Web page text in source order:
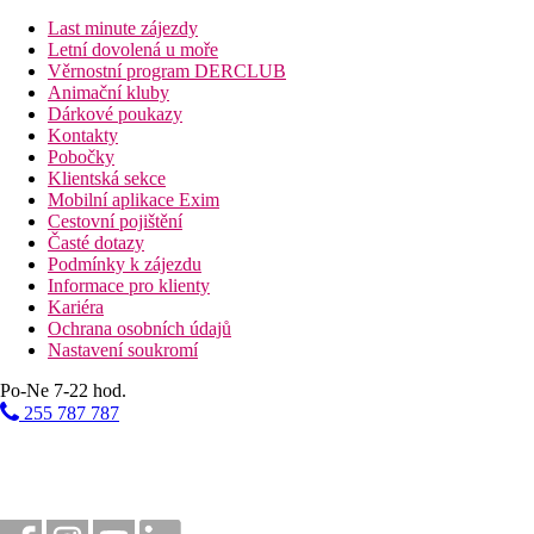
Last minute zájezdy
Letní dovolená u moře
Věrnostní program DERCLUB
Animační kluby
Dárkové poukazy
Kontakty
Pobočky
Klientská sekce
Mobilní aplikace Exim
Cestovní pojištění
Časté dotazy
Podmínky k zájezdu
Informace pro klienty
Kariéra
Ochrana osobních údajů
Nastavení soukromí
Po-Ne 7-22 hod.
255 787 787